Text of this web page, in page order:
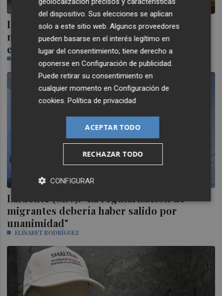
Luz verde al presupuesto "realista" de 67
millones de Vila-real en 2026 con el foco
en los servicios públicos
Lafuente (CEV): "La regularización de
migrantes debería haber salido por
unanimidad"
ELÍSABET RODRÍGUEZ
del dispositivo. Sus elecciones se aplican
solo a este sitio web. Algunos proveedores
pueden basarse en el interés legítimo en
lugar del consentimiento; tiene derecho a
oponerse enConfiguración de publicidad.
Puede retirar su consentimiento en
cualquier momento enConfiguración de
cookies.Política de privacidad
ACEPTAR TODO
RECHAZAR TODO
CONFIGURAR